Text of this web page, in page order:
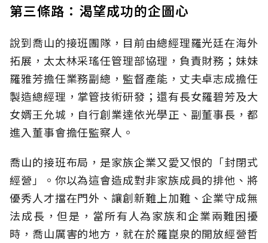
第三條路：渴望成功的企圖心
說到喬山的接班團隊，目前由總經理羅光廷在海外
拓展，太太林采瑤任管理部協理，負責財務；妹妹
羅雅芳擔任業務副總，監督產能，丈夫卓志成擔任
製造總經理，掌管技術研發；還有長女羅碧芳及大
女婿王允城，自行創業達依光學正、副董事長，都
進入董事會擔任監察人。
喬山的接班布局，是家族企業又愛又恨的「封閉式
經營」。你以為這會造成對非家族成員的排他、將
優秀人才擋在門外、讓創新難上加難、企業守成無
法成長，但是，當所有人為家族和企業兩難困擾
時，喬山厲害的地方，就在於羅崑泉的開放經營哲